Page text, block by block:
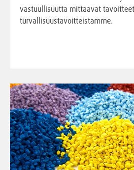
vastuullisuutta mittaavat
turvallisuustavoitteistamme.